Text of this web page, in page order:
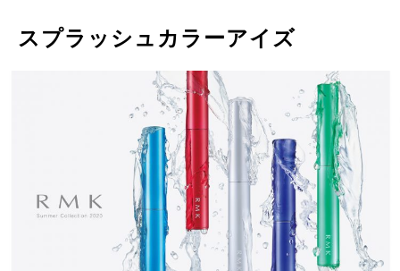
スプラッシュカラーアイズ